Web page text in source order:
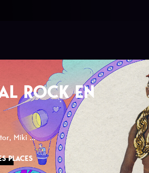
ROCK EN
Miki ...
PLACES